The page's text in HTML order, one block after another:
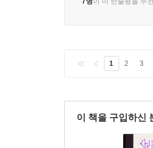
1 2 3
이 책을 구입하신